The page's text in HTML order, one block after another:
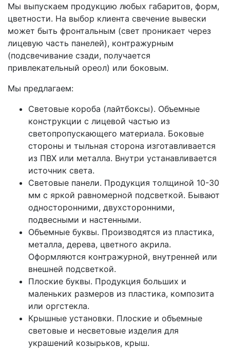
Мы выпускаем продукцию любых габаритов, форм,
цветности. На выбор клиента свечение вывески
может быть фронтальным (свет проникает через
лицевую часть панелей), контражурным
(подсвечивание сзади, получается
привлекательный ореол) или боковым.
Мы предлагаем:
Световые короба (лайтбоксы). Объемные
конструкции с лицевой частью из
светопропускающего материала. Боковые
стороны и тыльная сторона изготавливается
из ПВХ или металла. Внутри устанавливается
источник света.
Световые панели. Продукция толщиной 10-30
мм с яркой равномерной подсветкой. Бывают
односторонними, двухсторонними,
подвесными и настенными.
Объемные буквы. Производятся из пластика,
металла, дерева, цветного акрила.
Оформляются контражурной, внутренней или
внешней подсветкой.
Плоские буквы. Продукция больших и
маленьких размеров из пластика, композита
или оргстекла.
Крышные установки. Плоские и объемные
световые и несветовые изделия для
украшений козырьков, крыш.